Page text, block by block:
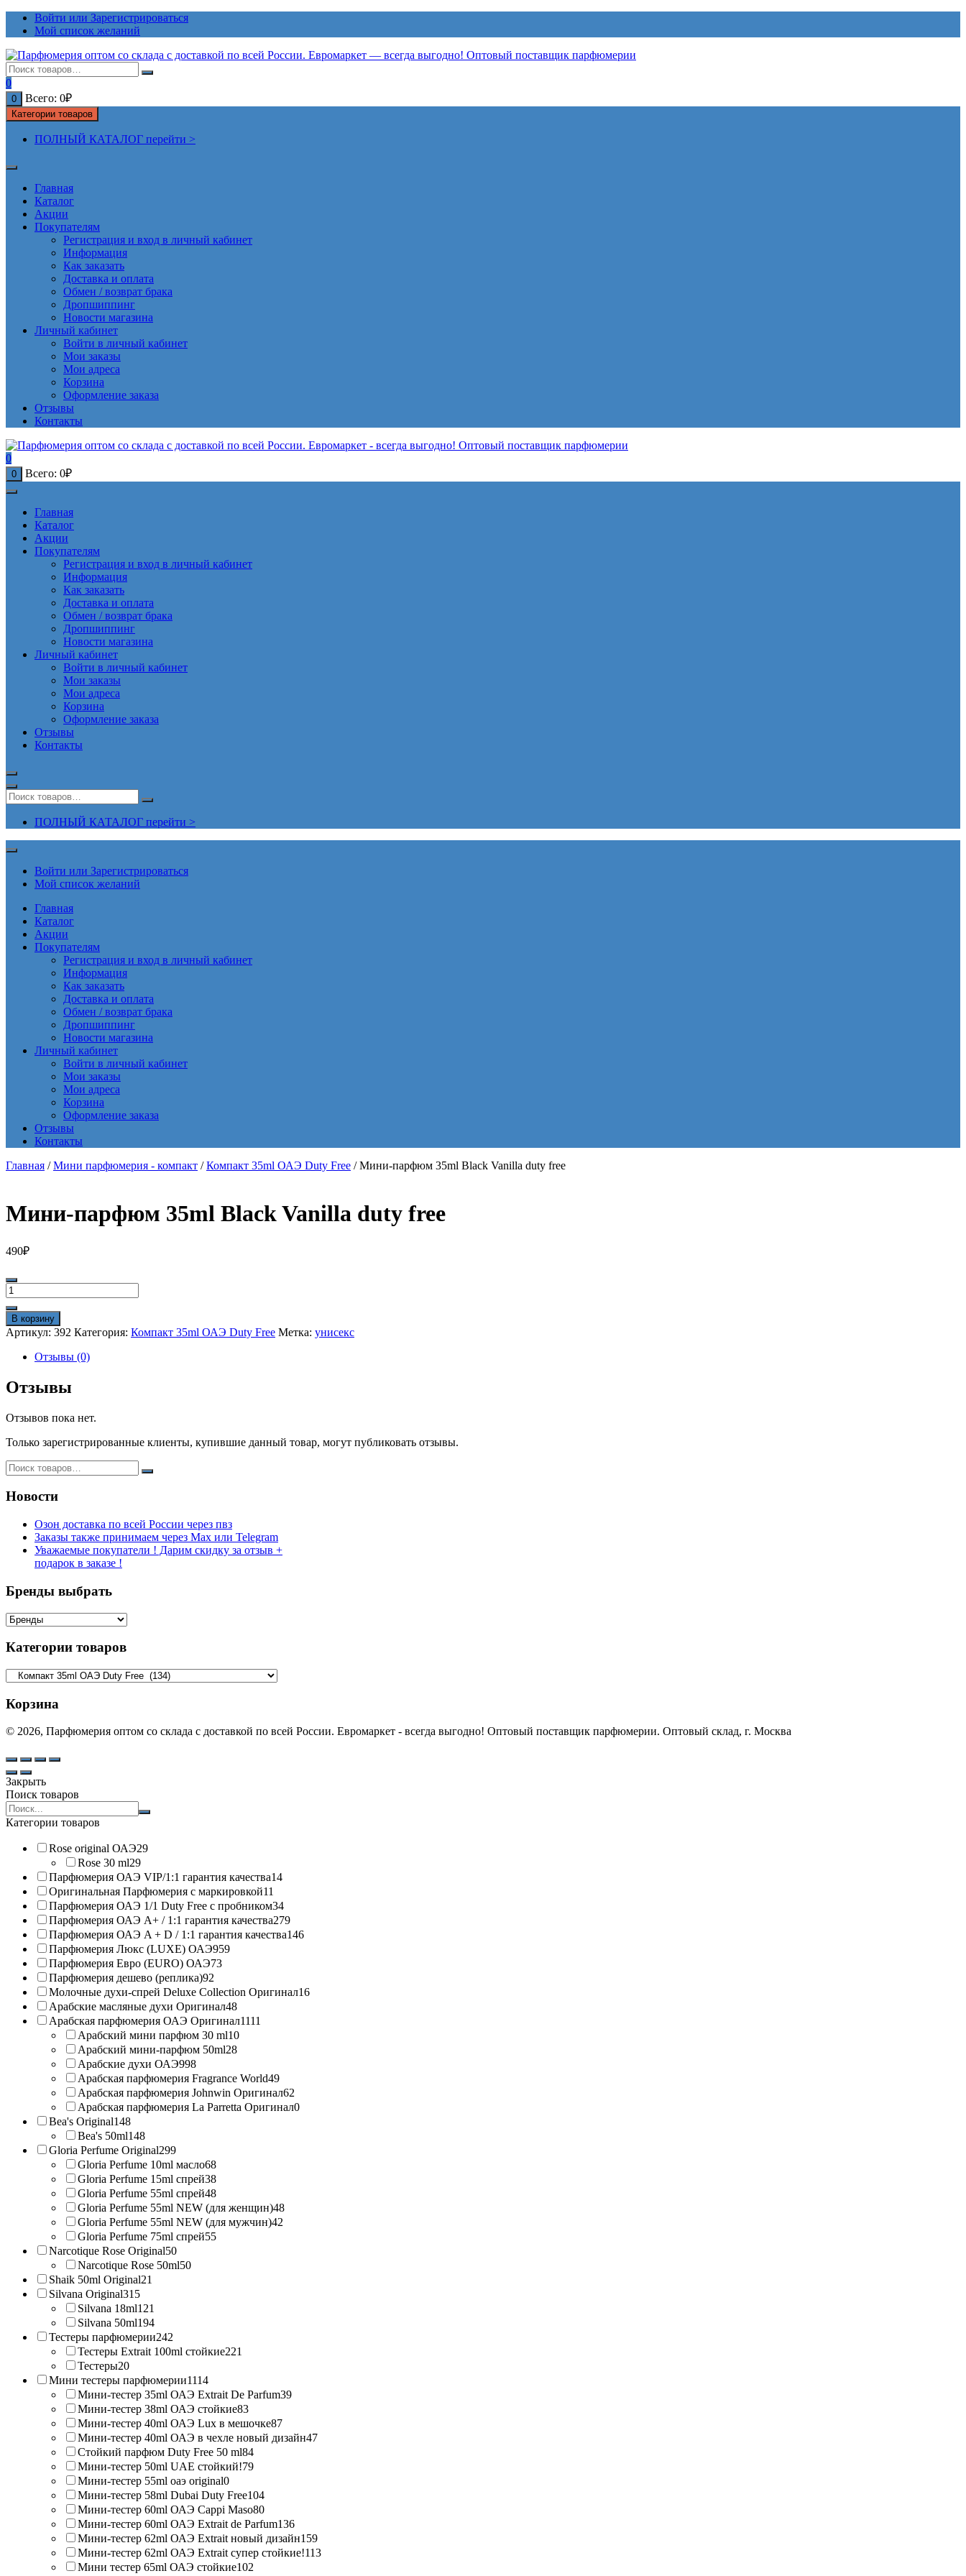
ПерейтиВойти или Зарегистрироваться
Мой список желаний
0
0 Всего: 0₽
Категории товаров
ПОЛНЫЙ КАТАЛОГ перейти >
Главная
Каталог
Акции
Покупателям
Регистрация и вход в личный кабинет
Информация
Как заказать
Доставка и оплата
Обмен / возврат брака
Дропшиппинг
Новости магазина
Личный кабинет
Войти в личный кабинет
Мои заказы
Мои адреса
Корзина
Оформление заказа
Отзывы
Контакты
0
0 Всего: 0₽
Главная
Каталог
Акции
Покупателям
Регистрация и вход в личный кабинет
Информация
Как заказать
Доставка и оплата
Обмен / возврат брака
Дропшиппинг
Новости магазина
Личный кабинет
Войти в личный кабинет
Мои заказы
Мои адреса
Корзина
Оформление заказа
Отзывы
Контакты
ПОЛНЫЙ КАТАЛОГ перейти >
Войти или Зарегистрироваться
Мой список желаний
Главная
Каталог
Акции
Покупателям
Регистрация и вход в личный кабинет
Информация
Как заказать
Доставка и оплата
Обмен / возврат брака
Дропшиппинг
Новости магазина
Личный кабинет
Войти в личный кабинет
Мои заказы
Мои адреса
Корзина
Оформление заказа
Отзывы
Контакты
Главная /Мини парфюмерия - компакт /Компакт 35ml ОАЭ Duty Free / Мини-парфюм 35ml Black Vanilla duty free
Мини-парфюм 35ml Black Vanilla duty free
490₽
Количество
товара
Мини-
парфюм
35ml
Black
Vanilla
duty
free
В корзину
Артикул: 392 Категория: Компакт 35ml ОАЭ Duty Free Метка: унисекс
Отзывы (0)
Отзывы
Отзывов пока нет.
Только зарегистрированные клиенты, купившие данный товар, могут публиковать отзывы.
Новости
Озон доставка по всей России через пвз
Заказы также принимаем через Max или Telegram
Уважаемые покупатели ! Дарим скидку за отзыв +
подарок в заказе !
Бренды выбрать
Категории товаров
Корзина
© 2026, Парфюмерия оптом со склада с доставкой по всей России. Евромаркет - всегда выгодно! Оптовый поставщик парфюмерии. Оптовый склад, г. Москва
Закрыть
Поиск товаров
Search
products:
Категории товаров
Rose original ОАЭ29
Rose 30 ml29
Парфюмерия ОАЭ VIP/1:1 гарантия качества14
Оригинальная Парфюмерия с маркировкой11
Парфюмерия ОАЭ 1/1 Duty Free с пробником34
Парфюмерия ОАЭ A+ / 1:1 гарантия качества279
Парфюмерия ОАЭ A + D / 1:1 гарантия качества146
Парфюмерия Люкс (LUXE) ОАЭ959
Парфюмерия Евро (EURO) ОАЭ73
Парфюмерия дешево (реплика)92
Молочные духи-спрей Deluxe Collection Оригинал16
Арабские масляные духи Оригинал48
Арабская парфюмерия ОАЭ Оригинал1111
Арабский мини парфюм 30 ml10
Арабский мини-парфюм 50ml28
Арабские духи ОАЭ998
Арабская парфюмерия Fragrance World49
Арабская парфюмерия Johnwin Оригинал62
Арабская парфюмерия La Parretta Оригинал0
Bea's Original148
Bea's 50ml148
Gloria Perfume Original299
Gloria Perfume 10ml масло68
Gloria Perfume 15ml спрей38
Gloria Perfume 55ml спрей48
Gloria Perfume 55ml NEW (для женщин)48
Gloria Perfume 55ml NEW (для мужчин)42
Gloria Perfume 75ml спрей55
Narcotique Rose Original50
Narcotique Rose 50ml50
Shaik 50ml Original21
Silvana Original315
Silvana 18ml121
Silvana 50ml194
Тестеры парфюмерии242
Тестеры Extrait 100ml стойкие221
Тестеры20
Мини тестеры парфюмерии1114
Мини-тестер 35ml ОАЭ Extrait De Parfum39
Мини-тестер 38ml ОАЭ стойкие83
Мини-тестер 40ml ОАЭ Lux в мешочке87
Мини-тестер 40ml ОАЭ в чехле новый дизайн47
Стойкий парфюм Duty Free 50 ml84
Мини-тестер 50ml UAE стойкий!79
Мини-тестер 55ml оаэ original0
Мини-тестер 58ml Dubai Duty Free104
Мини-тестер 60ml ОАЭ Cappi Maso80
Мини-тестер 60ml ОАЭ Extrait de Parfum136
Мини-тестер 62ml ОАЭ Extrait новый дизайн159
Мини-тестер 62ml ОАЭ Extrait супер стойкие!113
Мини тестер 65ml ОАЭ стойкие102